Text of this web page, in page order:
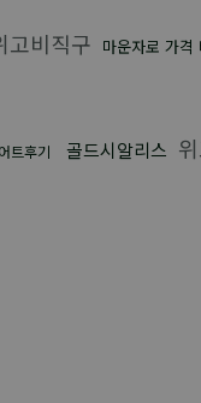
고비직구 마운자로 가격
트후기 골드시알리스